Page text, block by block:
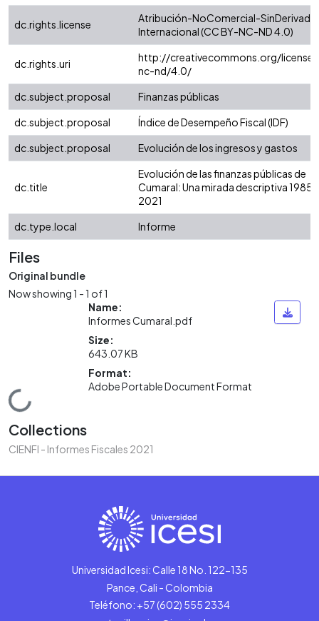
dc.rights.license
Atribución-NoComercial-
Internacional (CC BY-NC-ND 4.0)
dc.rights.uri
http://creativecommons.org/
nc-nd/4.0/
dc.subject.proposal
Finanzas públicas
dc.subject.proposal
Índice de Desempeño Fiscal (IDF)
dc.subject.proposal
Evolución de los ingresos y gastos
dc.title
Evolución de las finanzas públicas de
Cumaral: Una mirada descriptiva 1985 -
2021
dc.type.local
Informe
Files
Original bundle
Now showing1 - 1 of 1
Loading...
Name:
Informes Cumaral.pdf
Size:
643.07 KB
Format:
Adobe Portable Document Format
Collections
CIENFI - Informes Fiscales 2021
Universidad Icesi: Calle 18 No. 122-135
Pance, Cali - Colombia
Teléfono: +57 (602) 555 2334